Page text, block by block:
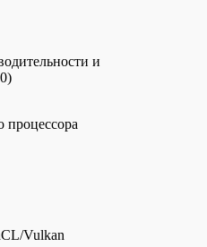
и
процессора
Vulkan